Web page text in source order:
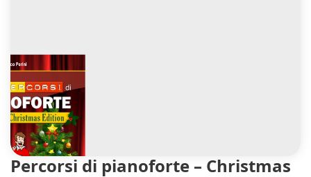
Percorsi di pianoforte – Christmas